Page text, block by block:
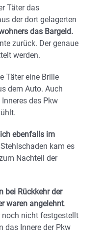
Täter das
der dort gelagerten
das Bargeld.
zurück. Der genaue
werden.
Täter eine Brille
dem Auto. Auch
des Pkw
ebenfalls im
kam es
Nachteil der
bei Rückkehr der
waren angelehnt.
nicht festgestellt
das Innere der Pkw